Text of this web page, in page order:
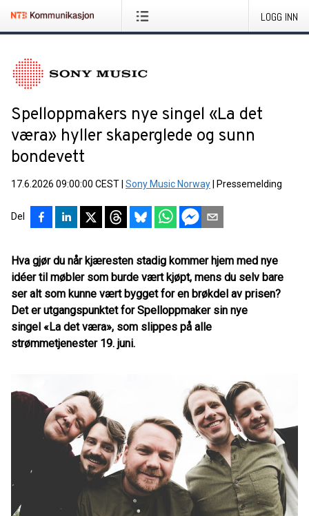
LOGG INN
Spelloppmakers nye singel «La det
væra» hyller skaperglede og sunn
bondevett
17.6.2026 09:00:00 CEST Sony Music Norway Pressemelding
Del
Hva gjør du når kjæresten stadig kommer hjem med nye
idéer til møbler som burde vært kjøpt, mens du selv bare
ser alt som kunne vært bygget for en brøkdel av prisen?
Det er utgangspunktet for Spelloppmaker sin nye
singel «La det væra», som slippes på alle
strømmetjenester 19. juni.